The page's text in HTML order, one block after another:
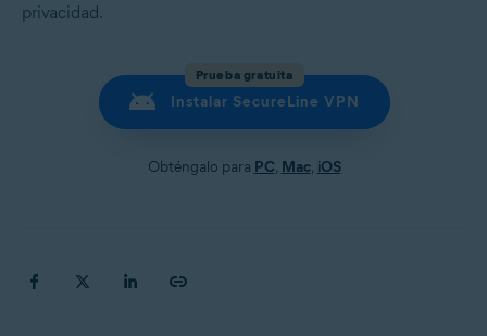
privacidad.
Prueba gratuita
Instalar SecureLine VPN
Obténgalo para PC, Mac, iOS